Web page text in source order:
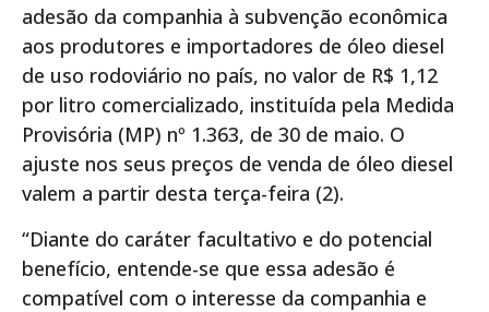
adesão da companhia à subvenção econômica
aos produtores e importadores de óleo diesel
de uso rodoviário no país, no valor de R$ 1,12
por litro comercializado, instituída pela Medida
Provisória (MP) nº 1.363, de 30 de maio. O
ajuste nos seus preços de venda de óleo diesel
valem a partir desta terça-feira (2).
“Diante do caráter facultativo e do potencial
benefício, entende-se que essa adesão é
compatível com o interesse da companhia e